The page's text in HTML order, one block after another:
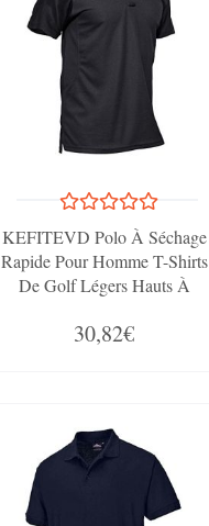
KEFITEVD Polo À Séchage
Rapide Pour Homme T-Shirts
De Golf Légers Hauts À
XL
30,82€